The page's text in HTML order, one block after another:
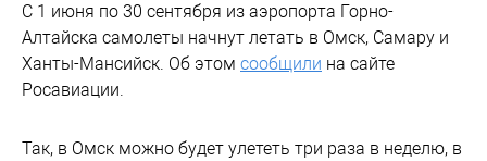
С 1 июня по 30 сентября из аэропорта Горно-
Алтайска самолеты начнут летать в Омск, Самару и
Ханты-Мансийск. Об этом сообщили на сайте
Росавиации.
Так, в Омск можно будет улететь три раза в неделю, в